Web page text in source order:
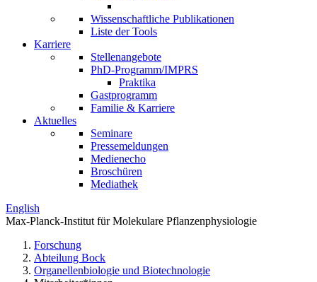
Wissenschaftliche Publikationen
Liste der Tools
Karriere
Stellenangebote
PhD-Programm/IMPRS
Praktika
Gastprogramm
Familie & Karriere
Aktuelles
Seminare
Pressemeldungen
Medienecho
Broschüren
Mediathek
English
Max-Planck-Institut für Molekulare Pflanzenphysiologie
Forschung
Abteilung Bock
Organellenbiologie und Biotechnologie